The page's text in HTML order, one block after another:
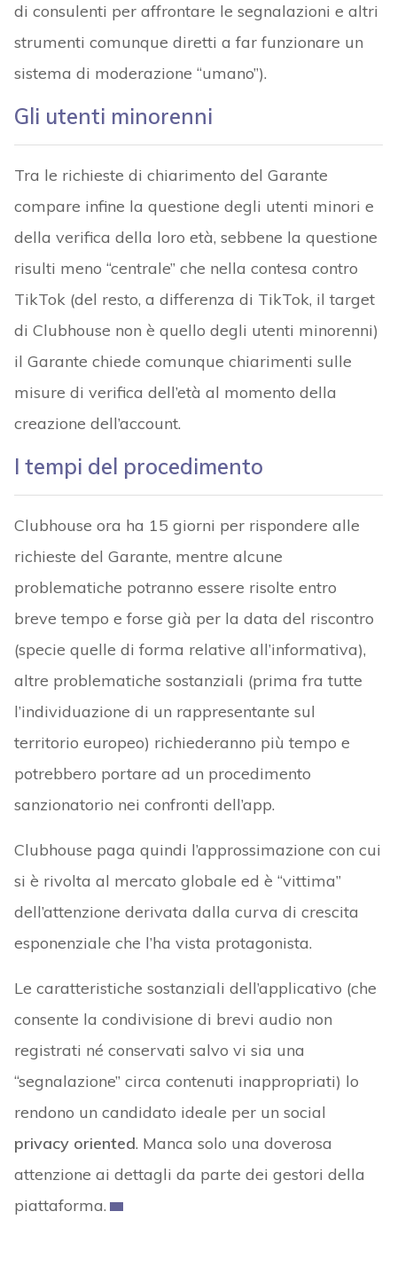
di consulenti per affrontare le segnalazioni e altri
strumenti comunque diretti a far funzionare un
sistema di moderazione “umano”).
Gli utenti minorenni
Tra le richieste di chiarimento del Garante
compare infine la questione degli utenti minori e
della verifica della loro età, sebbene la questione
risulti meno “centrale” che nella contesa contro
TikTok (del resto, a differenza di TikTok, il target
di Clubhouse non è quello degli utenti minorenni)
il Garante chiede comunque chiarimenti sulle
misure di verifica dell’età al momento della
creazione dell’account.
I tempi del procedimento
Clubhouse ora ha 15 giorni per rispondere alle
richieste del Garante, mentre alcune
problematiche potranno essere risolte entro
breve tempo e forse già per la data del riscontro
(specie quelle di forma relative all’informativa),
altre problematiche sostanziali (prima fra tutte
l’individuazione di un rappresentante sul
territorio europeo) richiederanno più tempo e
potrebbero portare ad un procedimento
sanzionatorio nei confronti dell’app.
Clubhouse paga quindi l’approssimazione con cui
si è rivolta al mercato globale ed è “vittima”
dell’attenzione derivata dalla curva di crescita
esponenziale che l’ha vista protagonista.
Le caratteristiche sostanziali dell’applicativo (che
consente la condivisione di brevi audio non
registrati né conservati salvo vi sia una
“segnalazione” circa contenuti inappropriati) lo
rendono un candidato ideale per un social
privacy oriented. Manca solo una doverosa
attenzione ai dettagli da parte dei gestori della
piattaforma.